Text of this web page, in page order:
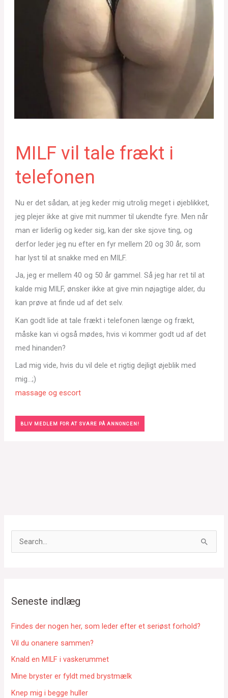
MILF vil tale frækt i
telefonen
Nu er det sådan, at jeg keder mig utrolig meget i øjeblikket,
jeg plejer ikke at give mit nummer til ukendte fyre. Men når
man er liderlig og keder sig, kan der ske sjove ting, og
derfor leder jeg nu efter en fyr mellem 20 og 30 år, som
har lyst til at snakke med en MILF.
Ja, jeg er mellem 40 og 50 år gammel. Så jeg har ret til at
kalde mig MILF, ønsker ikke at give min nøjagtige alder, du
kan prøve at finde ud af det selv.
Kan godt lide at tale frækt i telefonen længe og frækt,
måske kan vi også mødes, hvis vi kommer godt ud af det
med hinanden?
Lad mig vide, hvis du vil dele et rigtig dejligt øjeblik med
mig…;)
massage og escort
BLIV MEDLEM FOR AT SVARE PÅ ANNONCEN!
ø
f
e
r
:
Seneste indlæg
Findes der nogen her, som leder efter et seriøst forhold?
Vil du onanere sammen?
Knald en MILF i vaskerummet
Mine bryster er fyldt med brystmælk
Knep mig i begge huller